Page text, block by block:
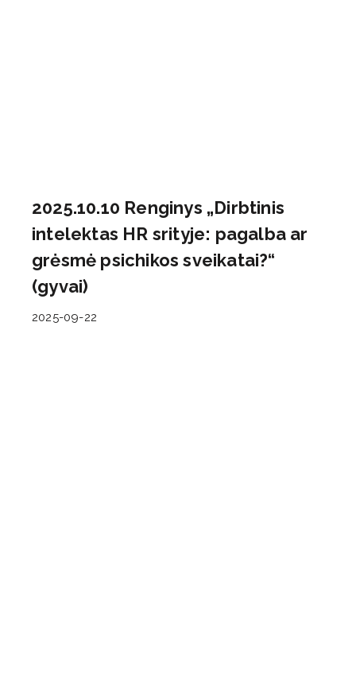
2025.10.10 Renginys „Dirbtinis
intelektas HR srityje: pagalba ar
grėsmė psichikos sveikatai?“
(gyvai)
2025-09-22